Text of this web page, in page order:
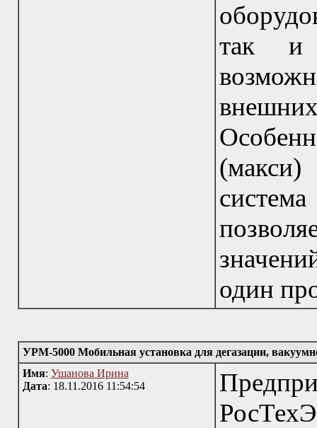
так и
один
УРМ-5000 Мобильная установка для дегазации,
Имя: Ушанова Ирина
Дата: 18.11.2016 11:54:54